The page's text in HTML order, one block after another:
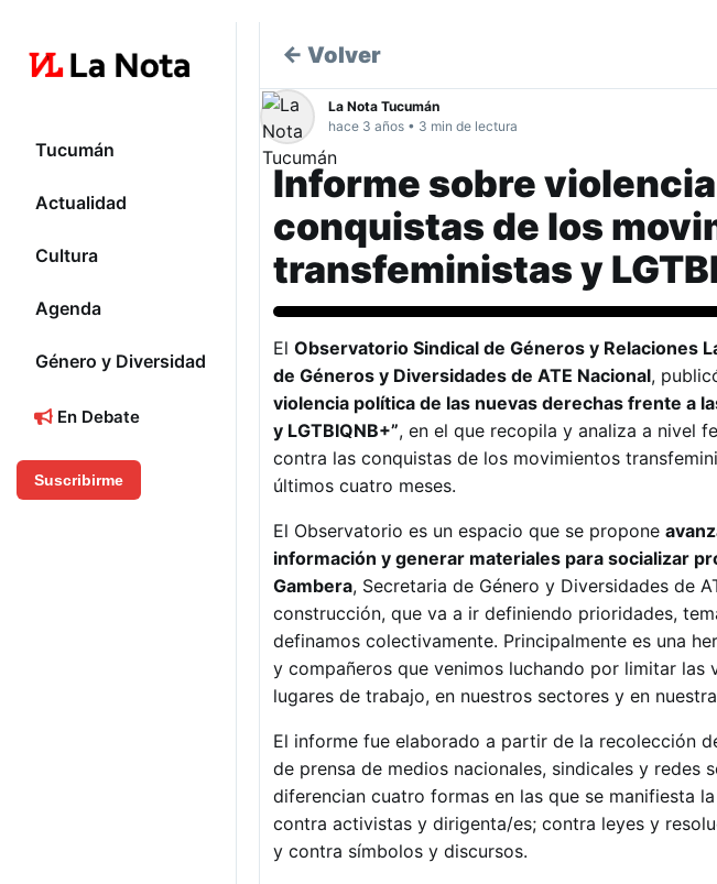
Tucumán
Actualidad
Cultura
Agenda
Género y Diversidad
En Debate
Suscribirme
← Volver
La Nota Tucumán
hace 3 años • 3 min de lectura
Informe sobre
conquistas de los
transfeministas y
El Observatorio Sindical de Géneros y Relaciones
de Géneros y Diversidades de ATE Nacional,
violencia política de las nuevas derechas frente a
y LGTBIQNB+”, en el que recopila y analiza a nivel
contra las conquistas de los movimientos
últimos cuatro meses.
El Observatorio es un espacio que se propone
información y generar materiales para socializar
Gambera, Secretaria de Género y Diversidades de
construcción, que va a ir definiendo prioridades,
definamos colectivamente. Principalmente es una
y compañeros que venimos luchando por limitar las
lugares de trabajo, en nuestros sectores y en
El informe fue elaborado a partir de la recolección
de prensa de medios nacionales, sindicales y redes
diferencian cuatro formas en las que se manifiesta
contra activistas y dirigenta/es; contra leyes y
y contra símbolos y discursos.